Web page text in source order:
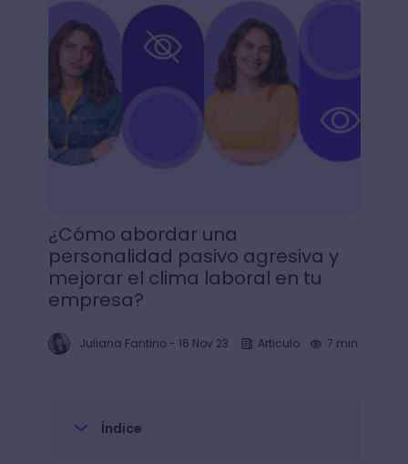
¿Cómo abordar una
personalidad pasivo agresiva y
mejorar el clima laboral en tu
empresa?
Juliana Fantino- 16 Nov 23 Articulo 7 min.
Índice